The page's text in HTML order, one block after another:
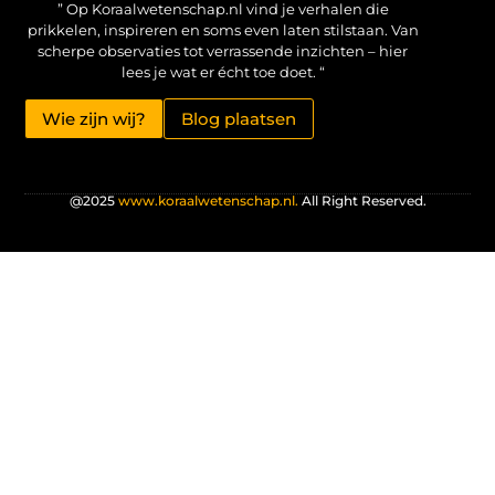
” Op Koraalwetenschap.nl vind je verhalen die
prikkelen, inspireren en soms even laten stilstaan. Van
scherpe observaties tot verrassende inzichten – hier
lees je wat er écht toe doet. “
Wie zijn wij? Blog plaatsen
@2025www.koraalwetenschap.nl.All Right Reserved.